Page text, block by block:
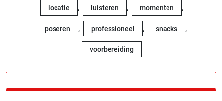
locatie , luisteren , momenten ,
poseren , professioneel , snacks ,
voorbereiding